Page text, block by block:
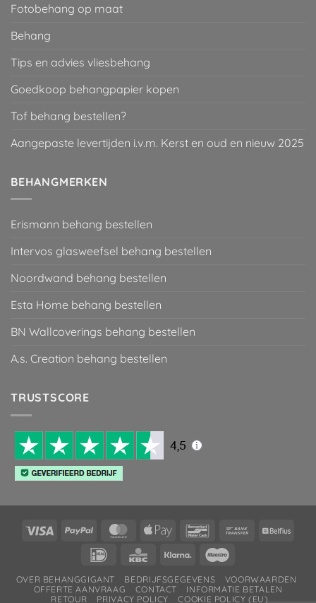
Fotobehang op maat
Behang
Tips en advies vliesbehang
Goedkoop behangpapier kopen
Tof behang bestellen?
Aangepaste levertijden i.v.m. Kerst en oud en nieuw 2025
BEHANGMERKEN
Erismann behang bestellen
Intervos glasweefsel behang bestellen
Noordwand behang bestellen
Esta Home behang bestellen
BN Wallcoverings behang bestellen
A.s. Creation behang bestellen
TRUSTSCORE
Visa PayPal MasterCard
Apple
BancontactBank
IDeal
KBC Klarna
OVER BEHANGGIGANT BEDRIJFSGEGEVENS
VOORWAARDEN
OFFERTE AANVRAAG
CONTACT
INFORMATIE BETALEN
RETOUR
PRIVACY POLICY COOKIE POLICY (EU)